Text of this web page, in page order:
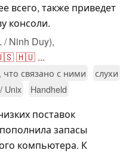
всего, также приведет
консоли.
/ Ninh Duy),
🇭🇺 ...
что связано с ними
слухи
Unix Handheld
поставок
запасы
компьютера. К